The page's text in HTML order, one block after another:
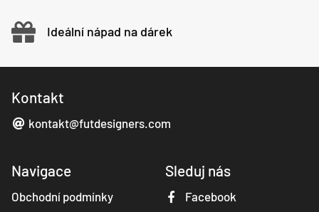
Ideální nápad na dárek
Kontakt
kontakt@futdesigners.com
Navigace
Obchodní podmínky
Sleduj nás
Facebook